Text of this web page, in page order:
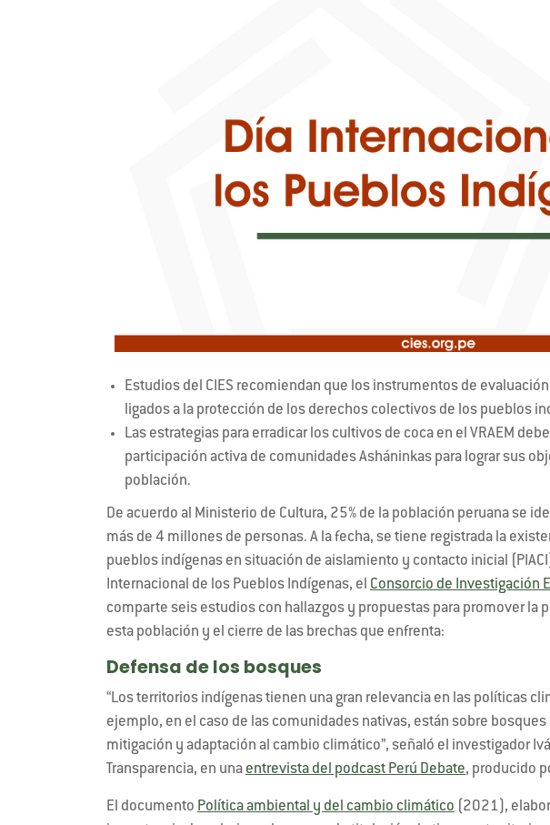
Estudios del CIES recomiendan que los instrumentos de
ligados a la protección de los derechos colectivos de los pueblos
Las estrategias para erradicar los cultivos de coca en el VRAEM
participación activa de comunidades Asháninkas para lograr sus
población.
De acuerdo al Ministerio de Cultura, 25% de la población peruana se
más de 4 millones de personas. A la fecha, se tiene registrada la
pueblos indígenas en situación de aislamiento y contacto inicial
Internacional de los Pueblos Indígenas, el Consorcio de Investigación
comparte seis estudios con hallazgos y propuestas para promover la
esta población y el cierre de las brechas que enfrenta:
Defensa de los bosques
“Los territorios indígenas tienen una gran relevancia en las políticas
ejemplo, en el caso de las comunidades nativas, están sobre
mitigación y adaptación al cambio climático”, señaló el investigador
Transparencia, en una entrevista del podcast Perú Debate, producido
El documento Política ambiental y del cambio climático (2021),